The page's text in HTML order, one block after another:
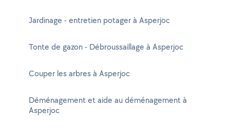
Jardinage - entretien potager à Asperjoc
Tonte de gazon - Débroussaillage à Asperjoc
Couper les arbres à Asperjoc
Déménagement et aide au déménagement à
Asperjoc